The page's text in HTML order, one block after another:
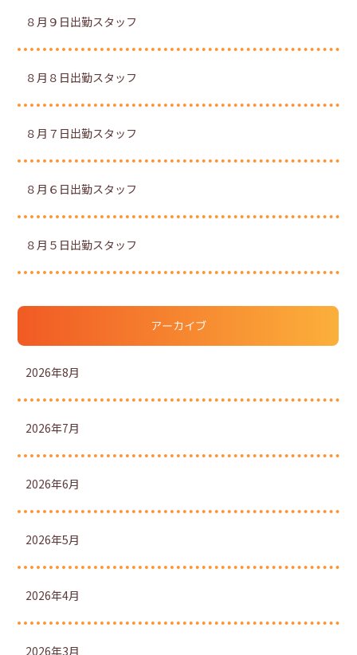
８月９日出勤スタッフ
８月８日出勤スタッフ
８月７日出勤スタッフ
８月６日出勤スタッフ
８月５日出勤スタッフ
アーカイブ
2026年8月
2026年7月
2026年6月
2026年5月
2026年4月
2026年3月